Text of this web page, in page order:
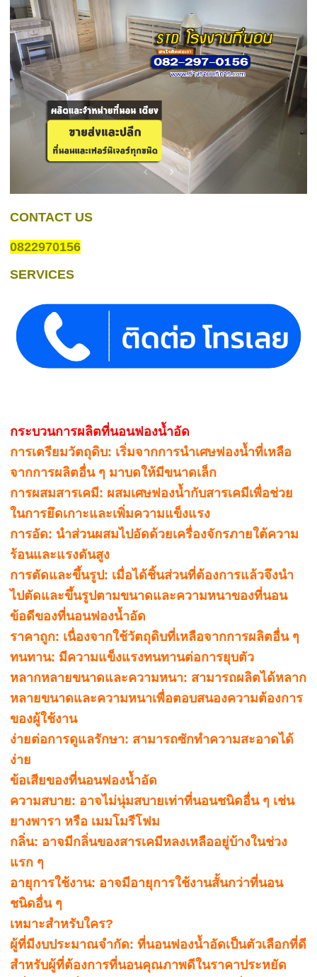
CONTACT US
0822970156
SERVICES
กระบวนการผลิตที่นอนฟองน้ำอัด
การเตรียมวัตถุดิบ: เริ่มจากการนำเศษฟองน้ำที่เหลือ
จากการผลิตอื่น ๆ มาบดให้มีขนาดเล็ก
การผสมสารเคมี: ผสมเศษฟองน้ำกับสารเคมีเพื่อช่วย
ในการยึดเกาะและเพิ่มความแข็งแรง
การอัด: นำส่วนผสมไปอัดด้วยเครื่องจักรภายใต้ความ
ร้อนและแรงดันสูง
การตัดและขึ้นรูป: เมื่อได้ชิ้นส่วนที่ต้องการแล้วจึงนำ
ไปตัดและขึ้นรูปตามขนาดและความหนาของที่นอน
ข้อดีของที่นอนฟองน้ำอัด
ราคาถูก: เนื่องจากใช้วัตถุดิบที่เหลือจากการผลิตอื่น ๆ
ทนทาน: มีความแข็งแรงทนทานต่อการยุบตัว
หลากหลายขนาดและความหนา: สามารถผลิตได้หลาก
หลายขนาดและความหนาเพื่อตอบสนองความต้องการ
ของผู้ใช้งาน
ง่ายต่อการดูแลรักษา: สามารถซักทำความสะอาดได้
ง่าย
ข้อเสียของที่นอนฟองน้ำอัด
ความสบาย: อาจไม่นุ่มสบายเท่าที่นอนชนิดอื่น ๆ เช่น
ยางพารา หรือ เมมโมรีโฟม
กลิ่น: อาจมีกลิ่นของสารเคมีหลงเหลืออยู่บ้างในช่วง
แรก ๆ
อายุการใช้งาน: อาจมีอายุการใช้งานสั้นกว่าที่นอน
ชนิดอื่น ๆ
เหมาะสำหรับใคร?
ผู้ที่มีงบประมาณจำกัด: ที่นอนฟองน้ำอัดเป็นตัวเลือกที่ดี
สำหรับผู้ที่ต้องการที่นอนคุณภาพดีในราคาประหยัด